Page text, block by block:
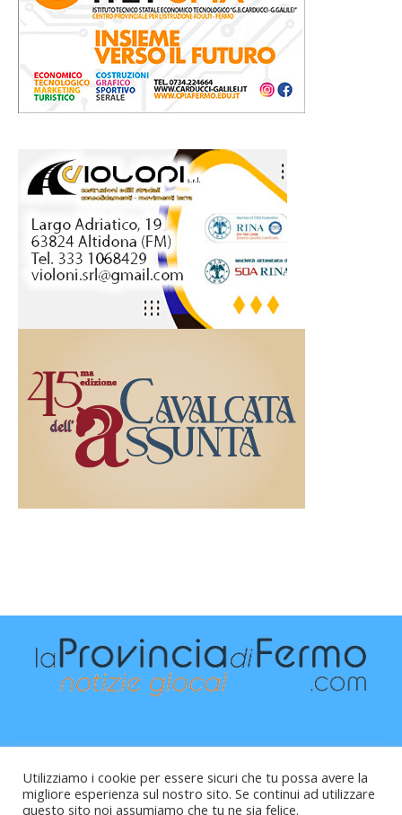
Utilizziamo i cookie per essere sicuri che tu possa avere la
migliore esperienza sul nostro sito. Se continui ad utilizzare
questo sito noi assumiamo che tu ne sia felice.